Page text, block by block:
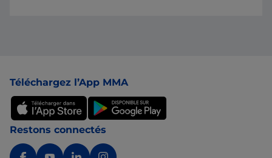
Téléchargez l’App MMA
Restons connectés